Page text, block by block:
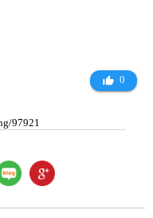
thumb_up_alt 0